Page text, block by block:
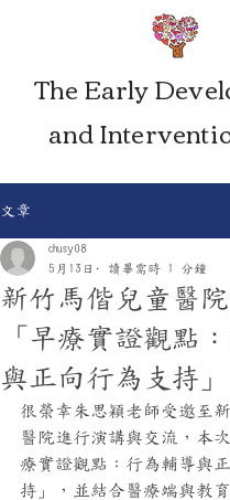
The Early
and
文章
新竹馬偕兒童醫
「早療實證觀點
與正向行為支持」
chusy08
5月13日
讀畢需時 1 分鐘
很榮幸朱思穎老師受邀至
醫院進行演講與交流，本
療實證觀點：行為輔導與
持」，並結合醫療端與教